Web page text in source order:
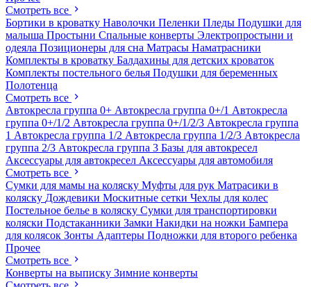
Смотреть все
Бортики в кроватку Наволочки Пеленки Пледы Подушки для
малыша Простыни Спальные конверты Электропростыни и
одеяла Позиционеры для сна Матрасы Наматрасники
Комплекты в кроватку Балдахины для детских кроваток
Комплекты постельного белья Подушки для беременных
Полотенца
Смотреть все
Автокресла группа 0+ Автокресла группа 0+/1 Автокресла
группа 0+/1/2 Автокресла группа 0+/1/2/3 Автокресла группа
1 Автокресла группа 1/2 Автокресла группа 1/2/3 Автокресла
группа 2/3 Автокресла группа 3 Базы для автокресел
Аксессуары для автокресел Аксессуары для автомобиля
Смотреть все
Сумки для мамы на коляску Муфты для рук Матрасики в
коляску Дождевики Москитные сетки Чехлы для колес
Постельное белье в коляску Сумки для транспортировки
коляски Подстаканники Замки Накидки на ножки Бампера
для колясок Зонты Адаптеры Подножки для второго ребенка
Прочее
Смотреть все
Конверты на выписку Зимние конверты